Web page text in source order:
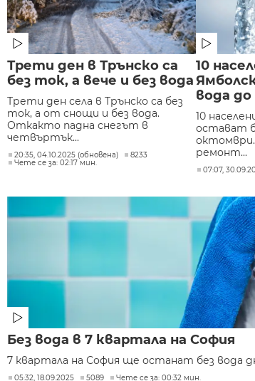
Трети ден в Трънско са
без ток, а вече и без вода
Трети ден села в Трънско са без
ток, а от снощи и без вода.
Откакто падна снегът в
четвъртък...
20:35, 04.10.2025 (обновена)
8233
Чете се за: 02:17 мин.
10
вода
10
остават
ремонт...
07:07,
Без вода в 7 квартала на София
7 квартала на София ще останат без вода
05:32, 18.09.2025 5089 Чете се за: 00:32 мин.